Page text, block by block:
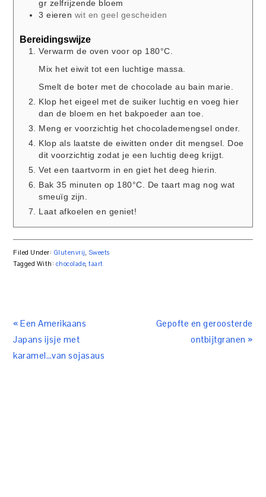
gr zelfrijzende bloem
3 eieren wit en geel gescheiden
Bereidingswijze
Verwarm de oven voor op 180°C.
Mix het eiwit tot een luchtige massa.
Smelt de boter met de chocolade au bain marie.
Klop het eigeel met de suiker luchtig en voeg hier
dan de bloem en het bakpoeder aan toe.
Meng er voorzichtig het chocolademengsel onder.
Klop als laatste de eiwitten onder dit mengsel. Doe
dit voorzichtig zodat je een luchtig deeg krijgt.
Vet een taartvorm in en giet het deeg hierin.
Bak 35 minuten op 180°C. De taart mag nog wat
smeuïg zijn.
Laat afkoelen en geniet!
Filed Under: Glutenvrij Sweets
Tagged With: chocolade ,taart
« Een Amerikaans
Japans ijsje met
karamel…van sojasaus
Gepofte en geroosterde
ontbijtgranen »